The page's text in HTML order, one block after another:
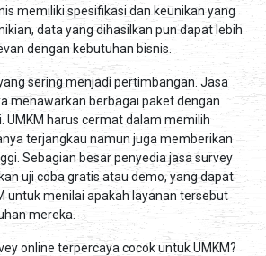
memiliki spesifikasi dan keunikan yang
data yang dihasilkan pun dapat lebih
dengan kebutuhan bisnis.
sering menjadi pertimbangan. Jasa
menawarkan berbagai paket dengan
UMKM harus cermat dalam memilih
terjangkau namun juga memberikan
Sebagian besar penyedia jasa survey
uji coba gratis atau demo, yang dapat
untuk menilai apakah layanan tersebut
mereka.
online terpercaya cocok untuk UMKM?